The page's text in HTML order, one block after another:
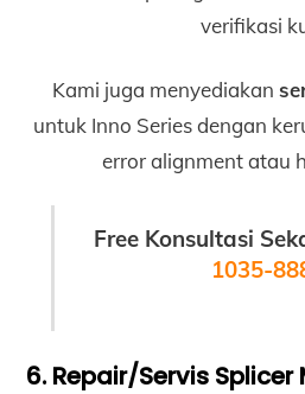
verifikasi
Kami juga menyediakan
untuk Inno Series dengan
error alignment atau
Free Konsultasi
1035-
6. Repair/Servis Splicer